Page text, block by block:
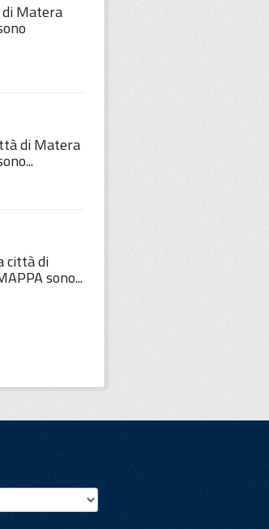
Matera
di Matera
città di
sono...